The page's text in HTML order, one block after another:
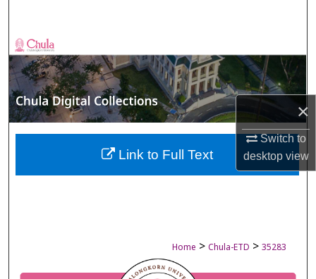
×
Switch to
desktopview
Browse Collections
My Account
About
Digital Commons Network™
Home > Chula-ETD > 35283
Link to Full Text